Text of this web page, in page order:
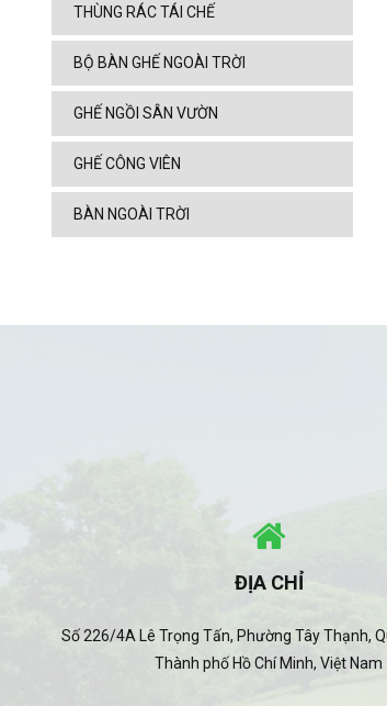
THÙNG RÁC TÁI CHẾ
BỘ BÀN GHẾ NGOÀI TRỜI
GHẾ NGỒI SÂN VƯỜN
GHẾ CÔNG VIÊN
BÀN NGOÀI TRỜI
ĐỊA CHỈ
Số 226/4A Lê Trọng Tấn, Phường Tây Thạnh,
Thành phố Hồ Chí Minh, Việt Nam